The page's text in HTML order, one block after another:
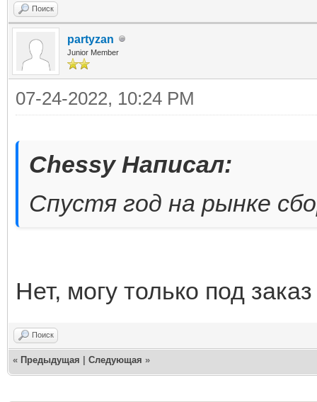
Поиск
partyzan
Junior Member
07-24-2022, 10:24 PM
Chessy Написал:
Спустя год на рынке
Нет, могу только под
Поиск
« Предыдущая Следующая »